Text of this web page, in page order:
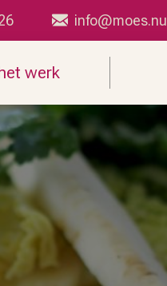
info@moes.nu
werk